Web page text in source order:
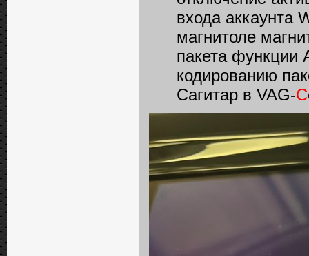
входа аккаунта
магнитоле
пакета функции
кодированию
Сагитар в VAG-C